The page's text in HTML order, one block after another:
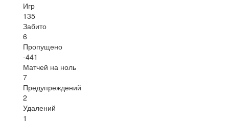
Игр
135
Забито
6
Пропущено
-441
Матчей на ноль
7
Предупреждений
2
Удалений
1